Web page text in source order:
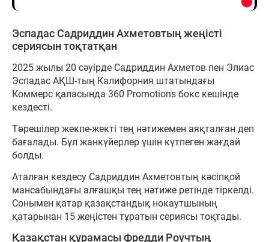
Эспадас Садриддин Ахметовтың жеңісті
сериясын тоқтатқан
2025 жылы 20 сәуірде Садриддин Ахметов пен Элиас
Эспадас АҚШ-тың Калифорния штатындағы
Коммерс қаласында 360 Promotions бокс кешінде
кездесті.
Төрешілер жекпе-жекті тең нәтижемен аяқталған деп
бағалады. Бұл жанкүйерлер үшін күтпеген жағдай
болды.
Аталған кездесу Садриддин Ахметовтың кәсіпқой
мансабындағы алғашқы тең нәтиже ретінде тіркелді.
Сонымен қатар қазақстандық нокаутшының
қатарынан 15 жеңістен тұратын сериясы тоқтады.
Қазақстан құрамасы Фредди Роучтың